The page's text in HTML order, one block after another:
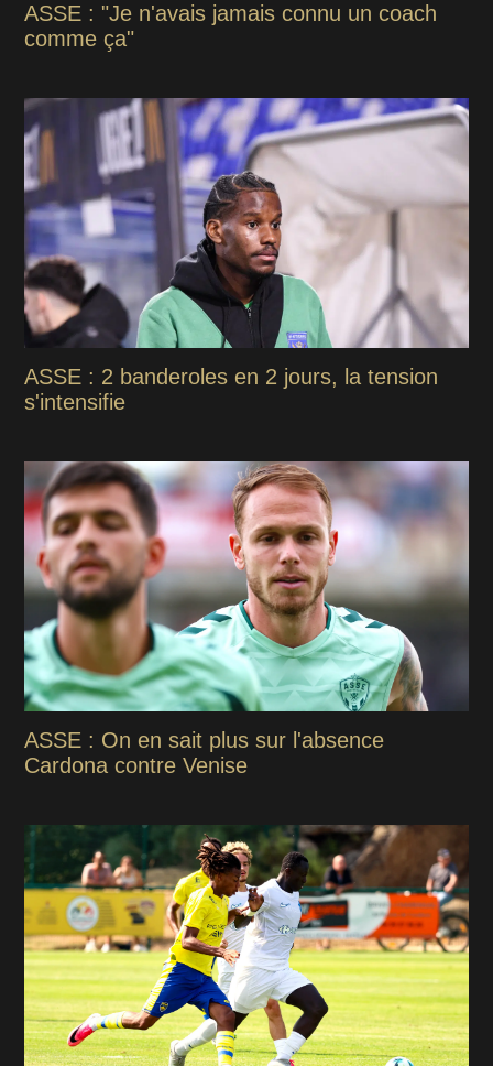
ASSE : "Je n'avais jamais connu un coach
comme ça"
ASSE : 2 banderoles en 2 jours, la tension
s'intensifie
ASSE : On en sait plus sur l'absence
Cardona contre Venise